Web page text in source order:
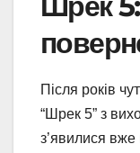
Після років
“Шрек 5” з
з’явилися